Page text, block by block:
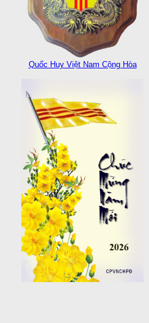
Quốc Huy Việt Nam Cộng Hòa